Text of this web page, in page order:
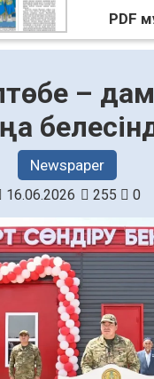
PDF
–
Newspaper
16.06.2026 255 0